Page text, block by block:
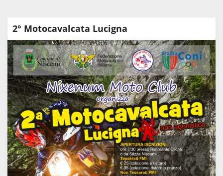
2° Motocavalcata Lucigna